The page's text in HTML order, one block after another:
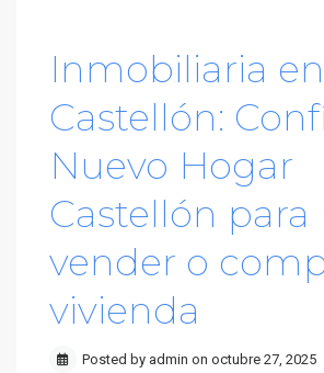
Inmobiliaria en
Castellón:
Nuevo Hogar
Castellón para
vender o
vivienda
Posted by admin on octubre 27, 2025